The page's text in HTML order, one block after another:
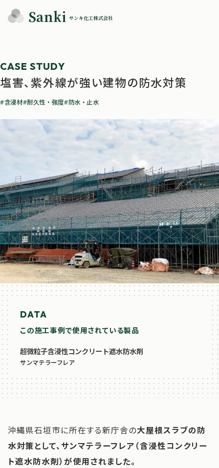
Sanki サンキ化工株式会社
塩害、紫外線が強い建物の防水対策
含浸材 耐久性・強度 防水・止水
DATA
この施工事例で使用されている製品
超微粒子含浸性コンクリート遮水防水剤
サンマテラーフレア
沖縄県石垣市に所在する新庁舎の大屋根スラブの防
水対策として、サンマテラーフレア（含浸性コンクリー
ト遮水防水剤）が使用されました。